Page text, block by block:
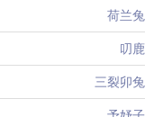
荷兰兔
叨鹿
三裂卯兔